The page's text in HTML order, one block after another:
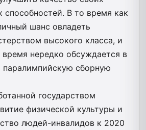
способностей. В то время как
шанс овладеть
высокого класса, и
время нередко обсуждается в
сборную
государством
физической культуры и
людей-инвалидов к 2020